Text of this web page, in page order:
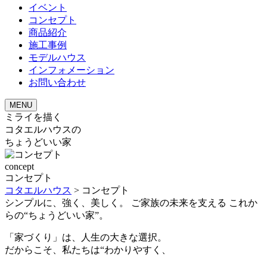
イベント
コンセプト
商品紹介
施工事例
モデルハウス
インフォメーション
お問い合わせ
MENU
ミライを描く
コタエルハウスの
ちょうどいい家
concept
コンセプト
コタエルハウス > コンセプト
シンプルに、強く、美しく。
ご家族の未来を支える これか
らの“ちょうどいい家”。
「家づくり」は、人生の大きな選択。
だからこそ、私たちは“わかりやすく、